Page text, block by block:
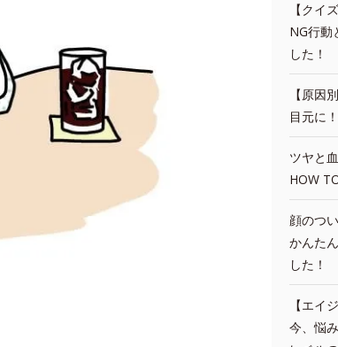
【クイ
NG行動
した！
【原因
目元に
ツヤと
HOW
顔のつ
かんた
した！
【エイ
今、悩